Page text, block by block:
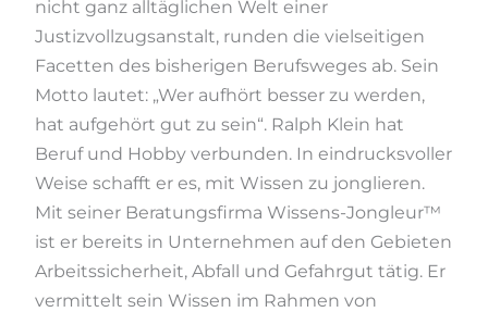
nicht ganz alltäglichen Welt einer
Justizvollzugsanstalt, runden die vielseitigen
Facetten des bisherigen Berufsweges ab. Sein
Motto lautet: „Wer aufhört besser zu werden,
hat aufgehört gut zu sein“. Ralph Klein hat
Beruf und Hobby verbunden. In eindrucksvoller
Weise schafft er es, mit Wissen zu jonglieren.
Mit seiner Beratungsfirma Wissens-Jongleur™
ist er bereits in Unternehmen auf den Gebieten
Arbeitssicherheit, Abfall und Gefahrgut tätig. Er
vermittelt sein Wissen im Rahmen von